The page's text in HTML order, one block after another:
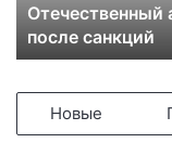
н
Отечественный
после санкций
Новые